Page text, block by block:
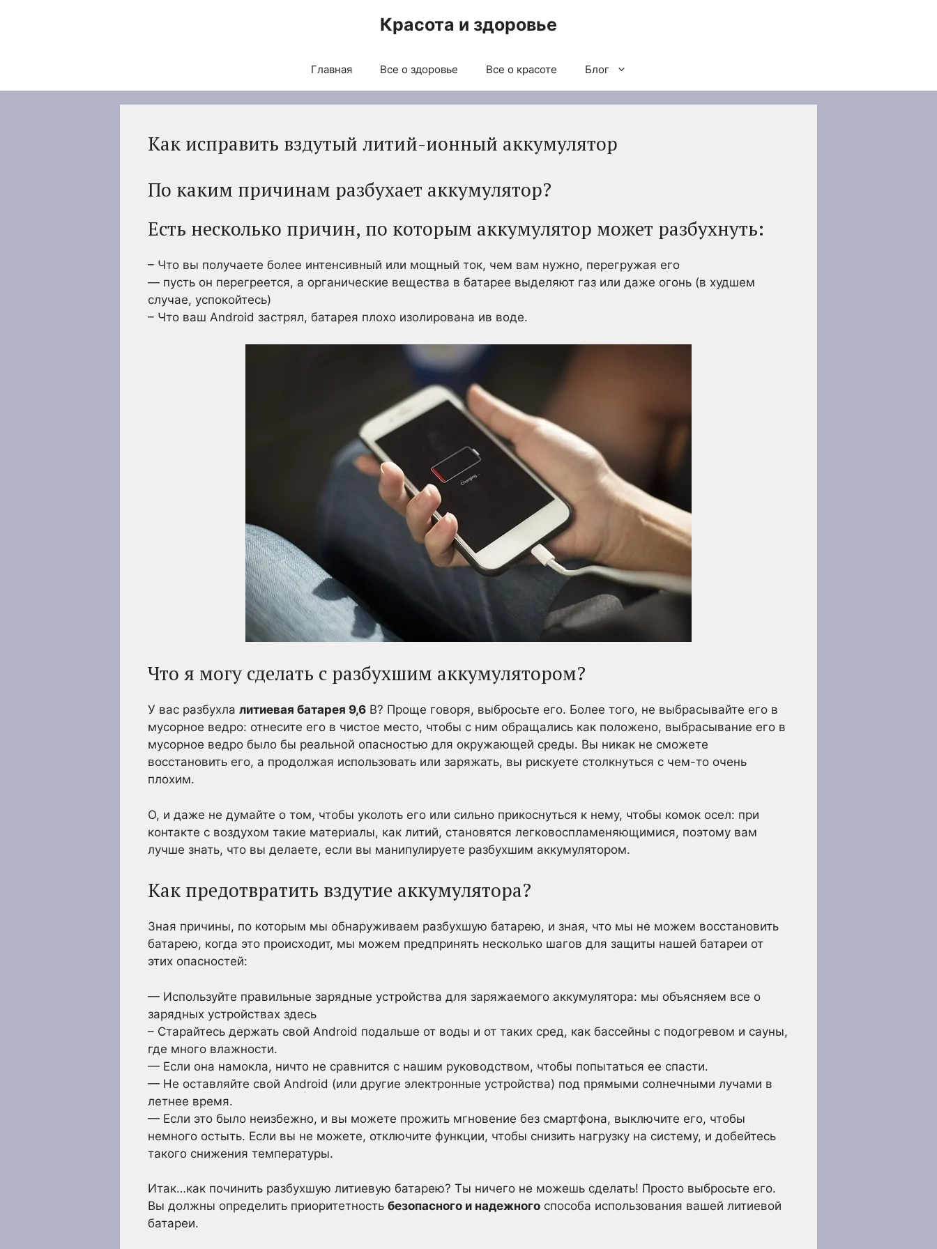
Красота и здоровье
Главная Все о здоровье Все о красоте Блог
Как исправить вздутый литий-ионный аккумулятор
По каким причинам разбухает аккумулятор?
Есть несколько причин, по которым аккумулятор может разбухнуть:
– Что вы получаете более интенсивный или мощный ток, чем вам нужно, перегружая его
— пусть он перегреется, а органические вещества в батарее выделяют газ или даже огонь (в худшем
случае, успокойтесь)
– Что ваш Android застрял, батарея плохо изолирована ив воде.
Что я могу сделать с разбухшим аккумулятором?
У вас разбухла литиевая батарея 9,6 В? Проще говоря, выбросьте его. Более того, не выбрасывайте его в
мусорное ведро: отнесите его в чистое место, чтобы с ним обращались как положено, выбрасывание его в
мусорное ведро было бы реальной опасностью для окружающей среды. Вы никак не сможете
восстановить его, а продолжая использовать или заряжать, вы рискуете столкнуться с чем-то очень
плохим.
О, и даже не думайте о том, чтобы уколоть его или сильно прикоснуться к нему, чтобы комок осел: при
контакте с воздухом такие материалы, как литий, становятся легковоспламеняющимися, поэтому вам
лучше знать, что вы делаете, если вы манипулируете разбухшим аккумулятором.
Как предотвратить вздутие аккумулятора?
Зная причины, по которым мы обнаруживаем разбухшую батарею, и зная, что мы не можем восстановить
батарею, когда это происходит, мы можем предпринять несколько шагов для защиты нашей батареи от
этих опасностей:
— Используйте правильные зарядные устройства для заряжаемого аккумулятора: мы объясняем все о
зарядных устройствах здесь
– Старайтесь держать свой Android подальше от воды и от таких сред, как бассейны с подогревом и сауны,
где много влажности.
— Если она намокла, ничто не сравнится с нашим руководством, чтобы попытаться ее спасти.
— Не оставляйте свой Android (или другие электронные устройства) под прямыми солнечными лучами в
летнее время.
— Если это было неизбежно, и вы можете прожить мгновение без смартфона, выключите его, чтобы
немного остыть. Если вы не можете, отключите функции, чтобы снизить нагрузку на систему, и добейтесь
такого снижения температуры.
Итак…как починить разбухшую литиевую батарею? Ты ничего не можешь сделать! Просто выбросьте его.
Вы должны определить приоритетность безопасного и надежного способа использования вашей литиевой
батареи.